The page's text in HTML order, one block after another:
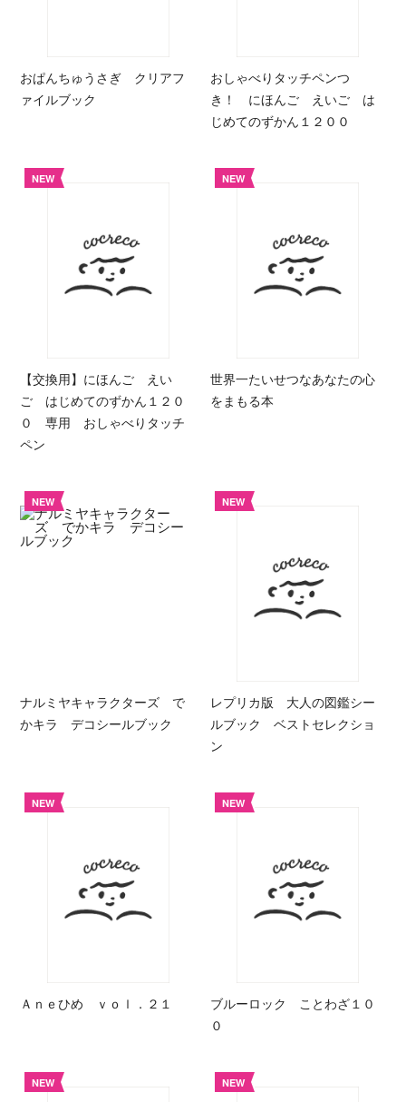
おぱんちゅうさぎ クリアフ
ァイルブック
おしゃべりタッチペンつ
き！ にほんご えいご は
じめてのずかん１２００
NEW
【交換用】にほんご えい
ご はじめてのずかん１２０
０ 専用 おしゃべりタッチ
ペン
NEW
世界一たいせつなあなたの心
をまもる本
NEW
ナルミヤキャラクターズ で
かキラ デコシールブック
NEW
レプリカ版 大人の図鑑シー
ルブック ベストセレクショ
ン
NEW
Ａｎｅひめ ｖｏｌ．２１
NEW
ブルーロック ことわざ１０
０
NEW NEW